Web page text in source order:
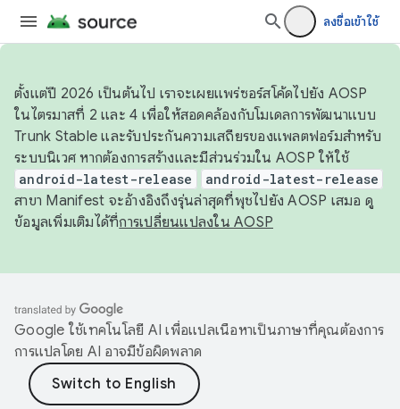
ลงชื่อเข้าใช้
ตั้งแต่ปี 2026 เป็นต้นไป เราจะเผยแพร่ซอร์สโค้ดไปยัง AOSP
ในไตรมาสที่ 2 และ 4 เพื่อให้สอดคล้องกับโมเดลการพัฒนาแบบ
Trunk Stable และรับประกันความเสถียรของแพลตฟอร์มสำหรับ
ระบบนิเวศ หากต้องการสร้างและมีส่วนร่วมใน AOSP ให้ใช้
android-latest-release android-latest-release
สาขา Manifest จะอ้างอิงถึงรุ่นล่าสุดที่พุชไปยัง AOSP เสมอ ดู
ข้อมูลเพิ่มเติมได้ที่การเปลี่ยนแปลงใน AOSP
Google ใช้เทคโนโลยี AI เพื่อแปลเนื้อหาเป็นภาษาที่คุณต้องการ
การแปลโดย AI อาจมีข้อผิดพลาด